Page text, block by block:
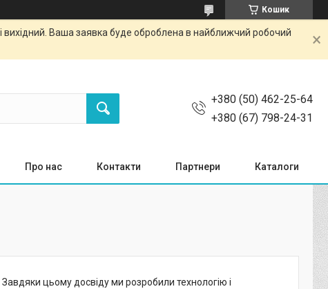
Кошик
вихідний. Ваша заявка буде оброблена в найближчий робочий
+380 (50) 462-25-64
+380 (67) 798-24-31
Про нас Контакти Партнери Каталоги
Завдяки цьому досвіду ми розробили технологію і